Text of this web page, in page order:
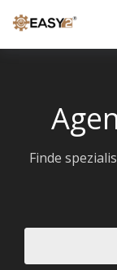
Finde